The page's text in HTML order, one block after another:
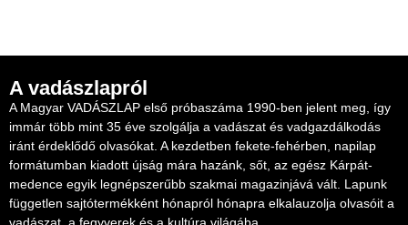
A vadászlapról
A Magyar VADÁSZLAP első próbaszáma 1990-ben jelent meg, így
immár több mint 35 éve szolgálja a vadászat és vadgazdálkodás
iránt érdeklődő olvasókat. A kezdetben fekete-fehérben, napilap
formátumban kiadott újság mára hazánk, sőt, az egész Kárpát-
medence egyik legnépszerűbb szakmai magazinjává vált. Lapunk
független sajtótermékként hónapról hónapra elkalauzolja olvasóit a
vadászat, a fegyverek és a kultúra világába.